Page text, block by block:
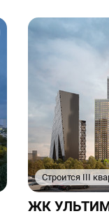
Строится III
ЖК